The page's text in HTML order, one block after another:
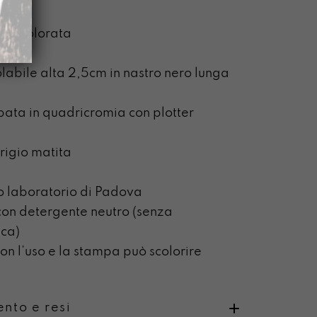
colorata
alta 2,5cm in nastro nero lunga
in quadricromia con plotter
matita
laboratorio di Padova
detergente neutro (senza
l’uso e la stampa può scolorire
e resi